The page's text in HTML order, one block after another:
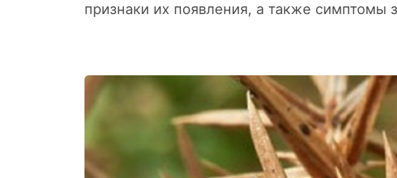
признаки их появления, а также